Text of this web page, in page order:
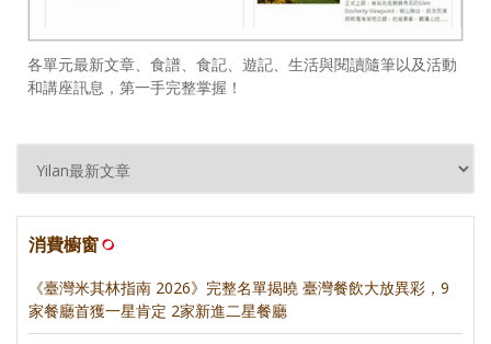
各單元最新文章、食譜、食記、遊記、生活與閱讀隨筆以及活動
和講座訊息，第一手完整掌握！
消費櫥窗
《臺灣米其林指南 2026》完整名單揭曉 臺灣餐飲大放異彩，9
家餐廳首獲一星肯定 2家新進二星餐廳